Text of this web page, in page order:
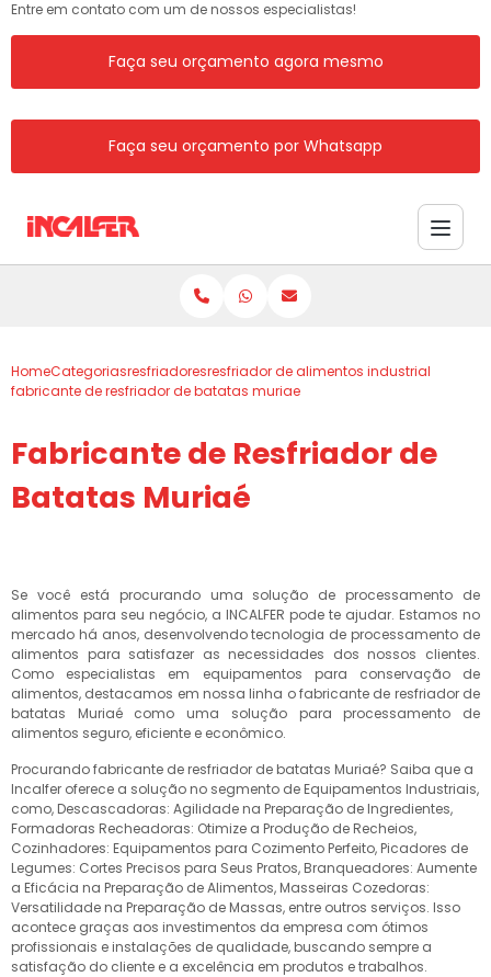
Entre em contato com um de nossos especialistas!
Faça seu orçamento agora mesmo
Faça seu orçamento por Whatsapp
HomeCategoriasresfriadoresresfriador de alimentos industrial
fabricante de resfriador de batatas muriae
Fabricante de Resfriador de
Batatas Muriaé
Se você está procurando uma solução de processamento de
alimentos para seu negócio, a INCALFER pode te ajudar. Estamos no
mercado há anos, desenvolvendo tecnologia de processamento de
alimentos para satisfazer as necessidades dos nossos clientes.
Como especialistas em equipamentos para conservação de
alimentos, destacamos em nossa linha o fabricante de resfriador de
batatas Muriaé como uma solução para processamento de
alimentos seguro, eficiente e econômico.
Procurando fabricante de resfriador de batatas Muriaé? Saiba que a
Incalfer oferece a solução no segmento de Equipamentos Industriais,
como, Descascadoras: Agilidade na Preparação de Ingredientes,
Formadoras Recheadoras: Otimize a Produção de Recheios,
Cozinhadores: Equipamentos para Cozimento Perfeito, Picadores de
Legumes: Cortes Precisos para Seus Pratos, Branqueadores: Aumente
a Eficácia na Preparação de Alimentos, Masseiras Cozedoras:
Versatilidade na Preparação de Massas, entre outros serviços. Isso
acontece graças aos investimentos da empresa com ótimos
profissionais e instalações de qualidade, buscando sempre a
satisfação do cliente e a excelência em produtos e trabalhos.